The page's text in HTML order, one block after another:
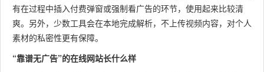
有在过程中插入付费弹窗或强制看广告的环节，使用起来比较清
爽。另外，少数工具会在本地完成解析，不上传视频内容，对个人
素材的私密性更有保障。
“靠谱无广告”的在线网站长什么样